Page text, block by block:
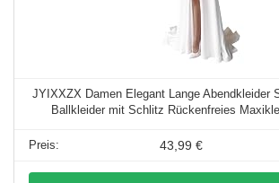
JYIXXZX Damen Elegant Lange Abendkleider
Ballkleider mit Schlitz Rückenfreies
43,99 €